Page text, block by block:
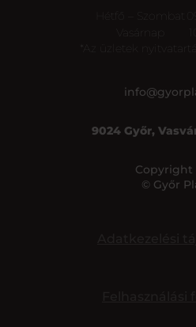
*Az üzletek
9024 Győr,
Copyright
© Győr